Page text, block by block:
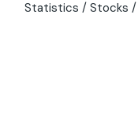
Statistics
Stocks